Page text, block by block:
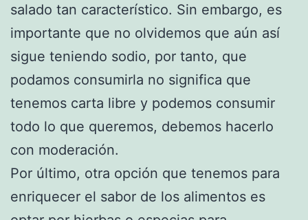
salado tan característico. Sin embargo, es
importante que no olvidemos que aún así
sigue teniendo sodio, por tanto, que
podamos consumirla no significa que
tenemos carta libre y podemos consumir
todo lo que queremos, debemos hacerlo
con moderación.
Por último, otra opción que tenemos para
enriquecer el sabor de los alimentos es